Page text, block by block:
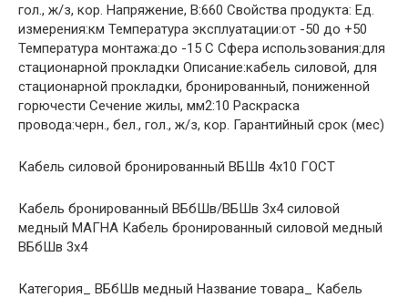
гол., ж/з, кор. Напряжение, В:660 Свойства продукта: Ед.
измерения:км Температура эксплуатации:от -50 до +50
Температура монтажа:до -15 С Сфера использования:для
стационарной прокладки Описание:кабель силовой, для
стационарной прокладки, бронированный, пониженной
горючести Сечение жилы, мм2:10 Раскраска
провода:черн., бел., гол., ж/з, кор. Гарантийный срок (мес)
Кабель силовой бронированный ВБШв 4х10 ГОСТ
Кабель бронированный ВБбШв/ВБШв 3х4 силовой
медный МАГНА Кабель бронированный силовой медный
ВБбШв 3х4
Категория_ ВБбШв медный Название товара_ Кабель